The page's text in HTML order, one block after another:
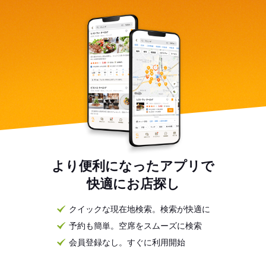
より便利になったアプリで
快適にお店探し
クイックな現在地検索。検索が快適に
予約も簡単。空席をスムーズに検索
会員登録なし。すぐに利用開始